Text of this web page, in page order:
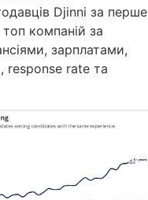
Djinni за перше
топ компаній за
зарплатами,
response rate та